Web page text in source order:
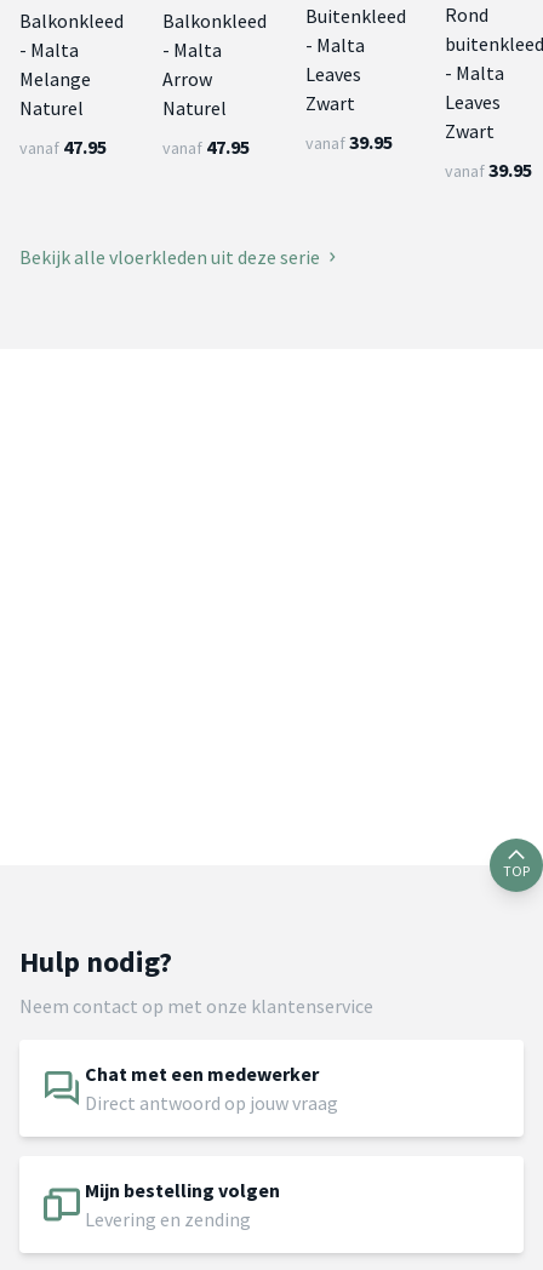
Balkonkleed
- Malta
Melange
Naturel
vanaf 47.95
Balkonkleed
- Malta
Arrow
Naturel
vanaf 47.95
Buitenkleed
- Malta
Leaves
Zwart
vanaf39.95
Rond
buitenkleed
- Malta
Leaves
Zwart
vanaf39.95
Bekijk alle vloerkleden uit deze serie
TOP
Hulp nodig?
Neem contact op met onze klantenservice
Chat met een medewerker
Direct antwoord op jouw vraag
Mijn bestelling volgen
Levering en zending